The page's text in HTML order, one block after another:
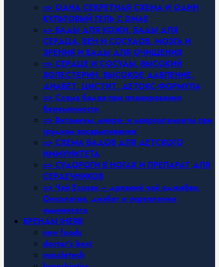
=> ОДНА СЕКРЕТНАЯ СХЕМА И ОДИН
КУЛЬТОВЫЙ ГЕЛЬ С DMAE
=> БАДЫ ДЛЯ КОЖИ, БАДЫ ДЛЯ
СЕРДЦА, ВЕН И СОСУДОВ, МОЗГА И
ЗРЕНИЯ И БАДЫ ДЛЯ ОЧИЩЕНИЯ
=> СЕРДЦЕ И СОСУДЫ, ВЫСОКИЙ
ХОЛЕСТЕРИН, ВЫСОКОЕ ДАВЛЕНИЕ,
ДИАБЕТ, ЦИСТИТ, ДЕТОКС-ФОРМУЛА
=> Схема бадов при планировании
беременности
=> Витамины, микро- и макроэлементы при
грудном вскармливании
=> СХЕМА БАДОВ ДЛЯ ДЕТСКОГО
ИММУНИТЕТА
=> СУДОРОГИ В НОГАХ И ПРЕПАРАТ ДЛЯ
СЕРДЕЧНИКОВ
=> Чай Ессиак – древний чай оджибве.
Онкология, диабет и укрепление
иммунитета
БРЕНДЫ IHERB
now foods
doctor’s best
muscletech